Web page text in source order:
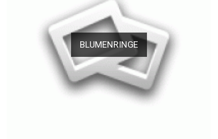
BLUMENRINGE